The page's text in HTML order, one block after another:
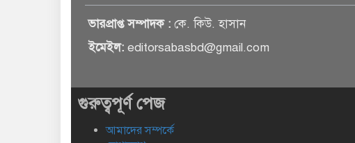
ভারপ্রাপ্ত সম্পাদক : কে. কিউ. হাসান
ইমেইল: editorsabasbd@gmail.com
গুরুত্বপূর্ণ পেজ
আমাদের সম্পর্কে